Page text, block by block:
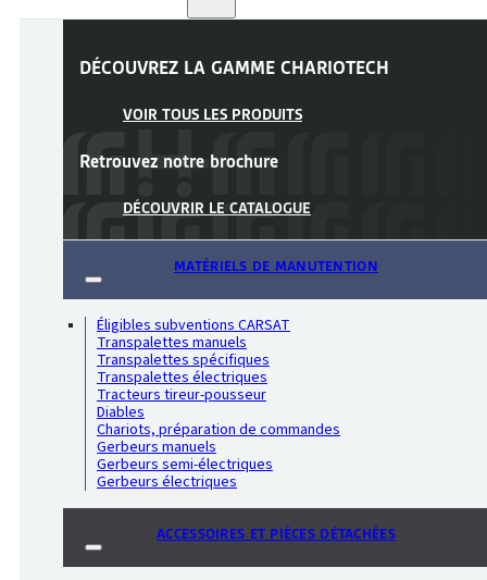
DÉCOUVREZ LA GAMME CHARIOTECH
VOIR TOUS LES PRODUITS
Retrouvez notre brochure
DÉCOUVRIR LE CATALOGUE
MATÉRIELS DE MANUTENTION
Éligibles subventions CARSAT
Transpalettes manuels
Transpalettes spécifiques
Transpalettes électriques
Tracteurs tireur-pousseur
Diables
Chariots, préparation de commandes
Gerbeurs manuels
Gerbeurs semi-électriques
Gerbeurs électriques
ACCESSOIRES ET PIÈCES DÉTACHÉES